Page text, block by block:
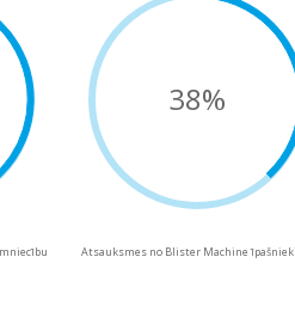
38%
Atsauksmes no Blister Machine